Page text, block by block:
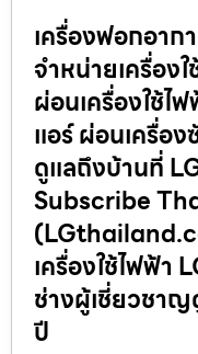
เครื่องฟอกอาก
จำหน่ายเครื่อง
ผ่อนเครื่องใช้ไ
แอร์ ผ่อนเครื่อ
ดูแลถึงบ้านที่
Subscribe
เครื่องใช้ไฟฟ้า
ช่างผู้เชี่ยวชาญ
ปี